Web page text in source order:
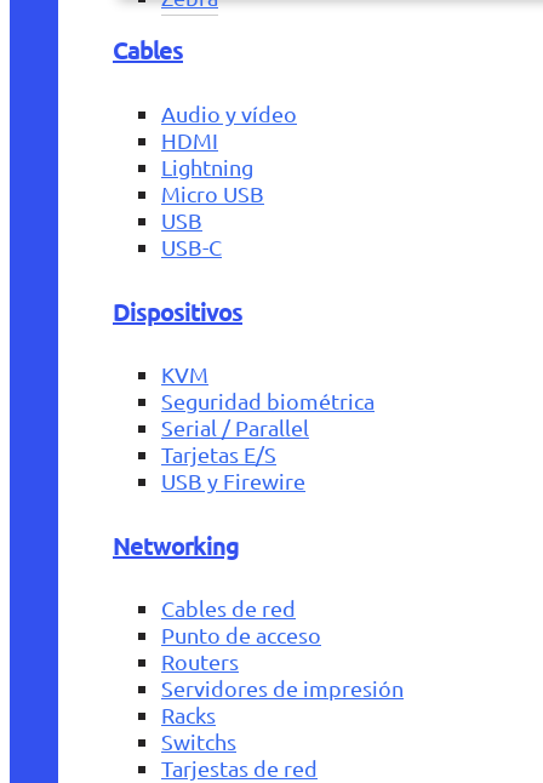
Cables
Audio y vídeo
HDMI
Lightning
Micro USB
USB
USB-C
Dispositivos
KVM
Seguridad biométrica
Serial / Parallel
Tarjetas E/S
USB y Firewire
Networking
Cables de red
Punto de acceso
Routers
Servidores de impresión
Racks
Switchs
Tarjestas de red